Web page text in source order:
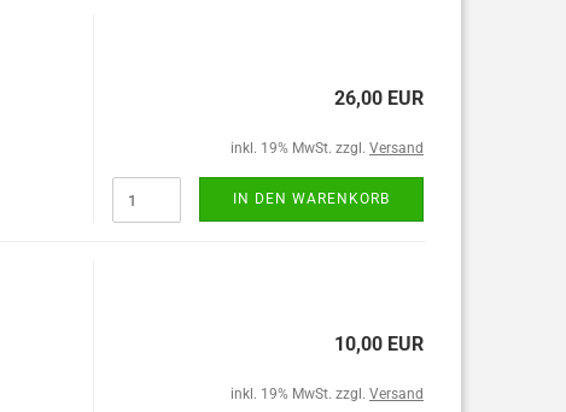
26,00 EUR
inkl. 19% MwSt. zzgl. Versand
IN DEN WARENKORB
10,00 EUR
inkl. 19% MwSt. zzgl. Versand